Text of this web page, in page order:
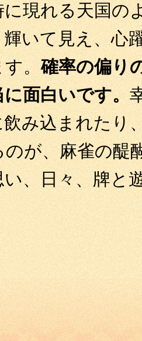
に現れる天国の
いて見え、心
す。確率の偏り
面白いです。
み込まれたり
のが、麻雀の醍
、日々、牌と